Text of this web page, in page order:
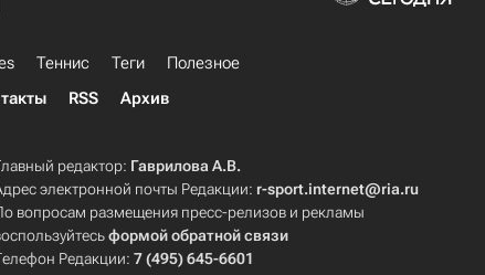
Теннис Теги
Полезное
RSS Архив
редактор: Гаврилова А.В.
электронной почты Редакции: r-sport.internet@ria.ru
вопросам размещения пресс-релизов и рекламы
формой обратной связи
Редакции:7 (495) 645-6601